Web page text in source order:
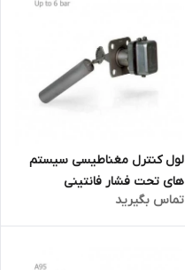
لول کنترل مغناطیسی سیستم
های تحت فشار فانتینی
تماس بگیرید